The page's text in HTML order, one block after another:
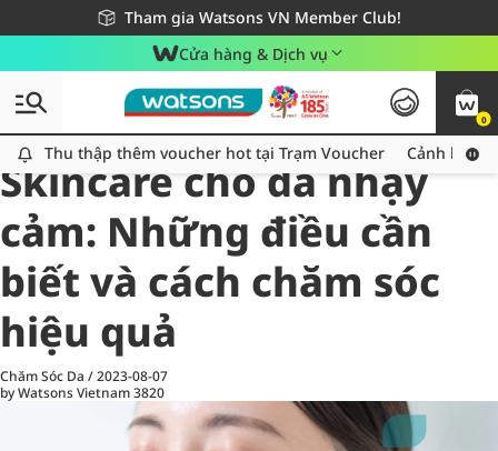
Tham gia Watsons VN Member Club!
Miễn phí giao hàng cho đơn hàng từ 249,000Đ
Giao hàng nhanh 24h - Áp dụng khu vực TP. Hồ Chí Minh
Cửa hàng & Dịch vụ
0
Thu thập thêm voucher hot tại Trạm Voucher
Thu thập thêm voucher hot tại Trạm Voucher Cảnh báo
All
Chăm Sóc Cá Nhân
Skincare cho da nhạy
cảm: Những điều cần
biết và cách chăm sóc
hiệu quả
Chăm Sóc Da /2023-08-07
by Watsons Vietnam3820